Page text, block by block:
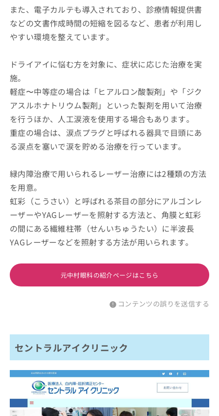
また、電子カルテも導入されており、診療情報提供書
などの文書作成時間の短縮を図るなど、患者が利用し
やすい環境を整えています。
ドライアイに悩む方を対象に、症状に応じた治療を実
施。
軽症〜中等症の場合は「ヒアルロン酸製剤」や「ジク
アスルホナトリウム製剤」といった製剤を用いて治療
を行うほか、人工涙液を使用する場合もあります。
重症の場合は、涙点プラグと呼ばれる器具で目頭にあ
る涙点を塞いで涙を貯める治療を行っています。
緑内障治療で用いられるレーザー治療には2種類の方法
を用意。
虹彩（こうさい）と呼ばれる茶目の部分にアルゴンレ
ーザーやYAGレーザーを照射する方法と、角膜と虹彩
の間にある繊維柱帯（せんいちゅうたい）に半波長
YAGレーザーなどを照射する方法が用いられます。
元中村眼科の紹介ページはこちら
コンテンツの誤りを送信する
セントラルアイクリニック